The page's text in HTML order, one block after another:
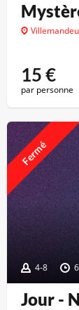
15€
par personne
4-8
Fermé
Jour -